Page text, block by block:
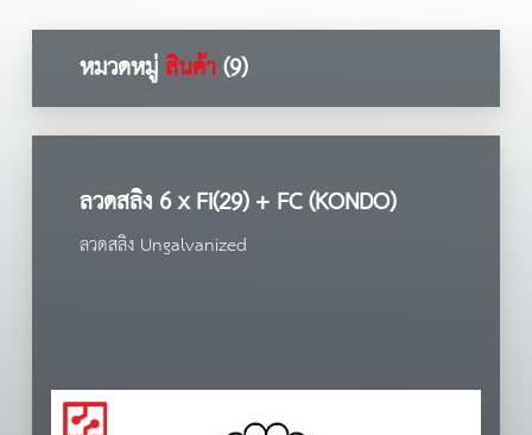
หมวดหมู่สินค้า(9)
ลวดสลิง 6 x Fi(29) + FC (KONDO)
ลวดสลิง Ungalvanized